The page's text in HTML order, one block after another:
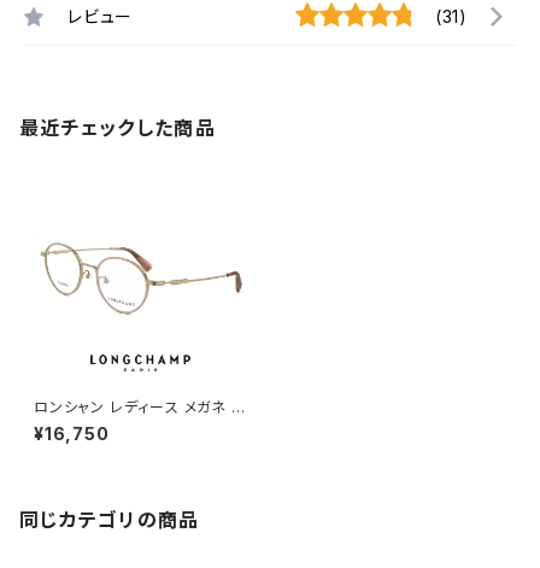
レビュー (31)
最近チェックした商品
ロンシャン レディース メガネ lo
2506j-601 longchamp 眼鏡
ジャパンフィット チタン メタル
¥16,750
同じカテゴリの商品